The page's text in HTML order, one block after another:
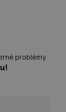
problémy.